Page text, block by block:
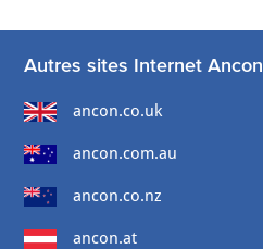
Autres sites Internet Ancon
ancon.co.uk
ancon.com.au
ancon.co.nz
ancon.at